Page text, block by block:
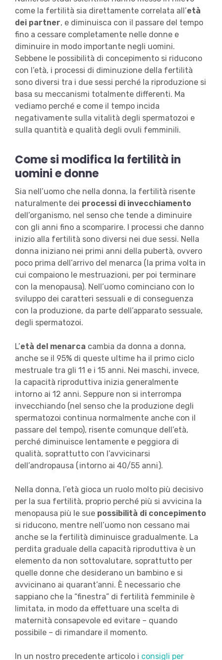
come la fertilità sia direttamente correlata all’età
dei partner, e diminuisca con il passare del tempo
fino a cessare completamente nelle donne e
diminuire in modo importante negli uomini.
Sebbene le possibilità di concepimento si riducono
con l’età, i processi di diminuzione della fertilità
sono diversi tra i due sessi perché la riproduzione si
basa su meccanismi totalmente differenti. Ma
vediamo perché e come il tempo incida
negativamente sulla vitalità degli spermatozoi e
sulla quantità e qualità degli ovuli femminili.
Come si modifica la fertilità in
uomini e donne
Sia nell’uomo che nella donna, la fertilità risente
naturalmente dei processi di invecchiamento
dell’organismo, nel senso che tende a diminuire
con gli anni fino a scomparire. I processi che danno
inizio alla fertilità sono diversi nei due sessi. Nella
donna iniziano nei primi anni della pubertà, ovvero
poco prima dell’arrivo del menarca (la prima volta in
cui compaiono le mestruazioni, per poi terminare
con la menopausa). Nell’uomo cominciano con lo
sviluppo dei caratteri sessuali e di conseguenza
con la produzione, da parte dell’apparato sessuale,
degli spermatozoi.
L’età del menarca cambia da donna a donna,
anche se il 95% di queste ultime ha il primo ciclo
mestruale tra gli 11 e i 15 anni. Nei maschi, invece,
la capacità riproduttiva inizia generalmente
intorno ai 12 anni. Seppure non si interrompa
invecchiando (nel senso che la produzione degli
spermatozoi continua normalmente anche con il
passare del tempo), risente comunque dell’età,
perché diminuisce lentamente e peggiora di
qualità, soprattutto con l’avvicinarsi
dell’andropausa (intorno ai 40/55 anni).
Nella donna, l’età gioca un ruolo molto più decisivo
per la sua fertilità, proprio perché più si avvicina la
menopausa più le sue possibilità di concepimento
si riducono, mentre nell’uomo non cessano mai
anche se la fertilità diminuisce gradualmente. La
perdita graduale della capacità riproduttiva è un
elemento da non sottovalutare, soprattutto per
quelle donne che desiderano un bambino e si
avvicinano ai quarant’anni. È necessario che
sappiano che la “finestra” di fertilità femminile è
limitata, in modo da effettuare una scelta di
maternità consapevole ed evitare – quando
possibile – di rimandare il momento.
In un nostro precedente articolo i consigli per